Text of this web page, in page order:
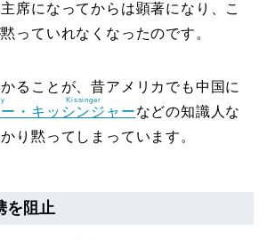
席になってからは顕著になり、こ
っていれなくなったのです。
ることが、昔アメリカでも中国に
・ キッシンジャー
Kissinger
などの知識人な
り黙ってしまっています。
を阻止